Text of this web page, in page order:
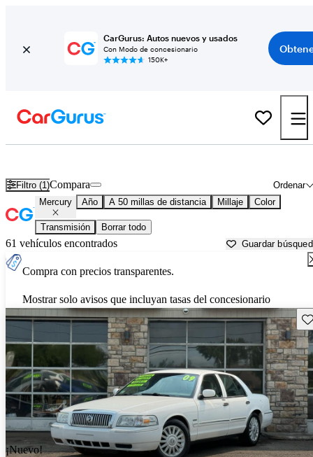
CarGurus: Autos nuevos y usados
Con Modo de concesionario
150K+
Filtro (1) Ordenar
Compara
Mercury Año A 50 millas de distancia Millaje Color
Transmisión Borrar todo
61 vehículos encontrados Guardar
Compra con precios transparentes.
Mostrar solo avisos que incluyan tasas del concesionario
¡Nuevo!